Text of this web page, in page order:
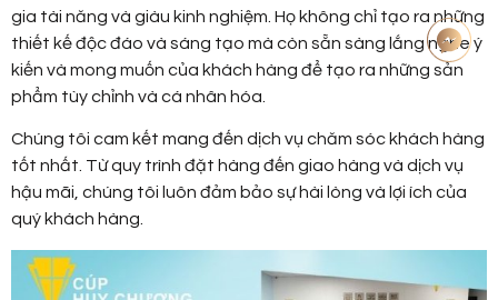
gia tài năng và giàu kinh nghiệm. Họ không chỉ tạo ra những
thiết kế độc đáo và sáng tạo mà còn sẵn sàng lắng nghe ý
kiến và mong muốn của khách hàng để tạo ra những sản
phẩm tùy chỉnh và cá nhân hóa.
Chúng tôi cam kết mang đến dịch vụ chăm sóc khách hàng
tốt nhất. Từ quy trình đặt hàng đến giao hàng và dịch vụ
hậu mãi, chúng tôi luôn đảm bảo sự hài lòng và lợi ích của
quý khách hàng.